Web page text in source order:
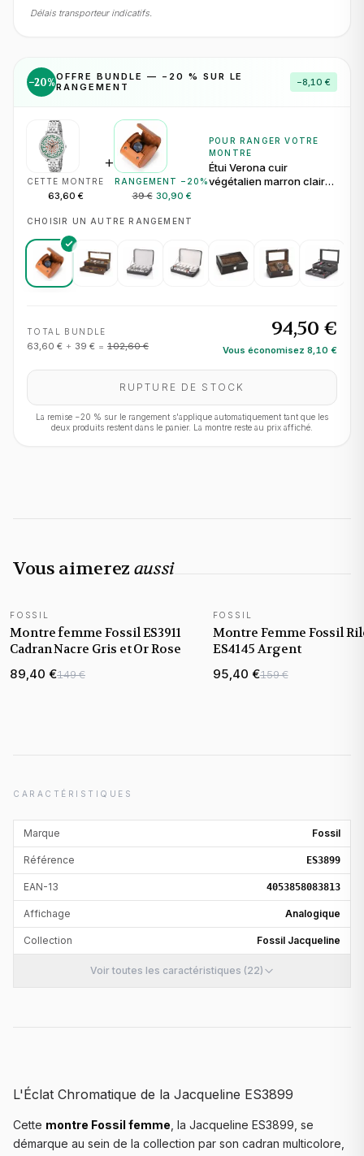
Délais transporteur indicatifs.
−20%OFFRE BUNDLE — − 20 % SUR LE
RANGEMENT
−8,10 €
CETTE MONTRE
63,60 €
+
RANGEMENT − 20 %
39 € 30,90 €
POUR RANGER VOTRE
MONTRE
Étui Verona cuir
végétalien marron clair
CHOISIR UN AUTRE RANGEMENT
TOTAL BUNDLE
63,60 € + 39 € = 102,60 €
94,50 €
Vous économisez 8,10 €
RUPTURE DE STOCK
La remise −20 % sur le rangement s'applique automatiquement tant que les
deux produits restent dans le panier. La montre reste au prix affiché.
Vous aimerez aussi
FOSSIL
Montre femme Fossil ES3911
Cadran Nacre Gris et Or Rose
89,40 €149 €
FOSSIL
Montre Femme Fossil
ES4145 Argent
95,40 €159 €
CARACTÉRISTIQUES
Marque Fossil
Référence ES3899
EAN-13 4053858083813
Affichage Analogique
Collection Fossil Jacqueline
Voir toutes les caractéristiques (22)
L'Éclat Chromatique de la Jacqueline ES3899
Cette montre Fossil femme , la Jacqueline ES3899, se
démarque au sein de la collection par son cadran multicolore,